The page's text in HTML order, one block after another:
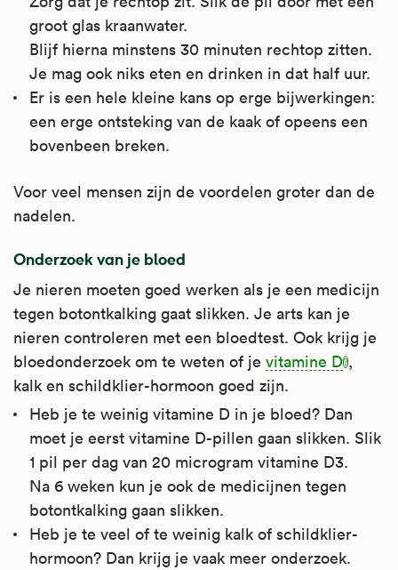
groot glas kraanwater.
Blijf hierna minstens 30 minuten rechtop zitten.
Je mag ook niks eten en drinken in dat half uur.
Er is een hele kleine kans op erge bijwerkingen:
een erge ontsteking van de kaak of opeens een
bovenbeen breken.
Voor veel mensen zijn de voordelen groter dan de
nadelen.
Onderzoek van je bloed
Je nieren moeten goed werken als je een medicijn
tegen botontkalking gaat slikken. Je arts kan je
nieren controleren met een bloedtest. Ook krijg je
bloedonderzoek om te weten of je vitamine D ,
kalk en schildklier-hormoon goed zijn.
Heb je te weinig vitamine D in je bloed? Dan
moet je eerst vitamine D-pillen gaan slikken. Slik
1 pil per dag van 20 microgram vitamine D3.
Na 6 weken kun je ook de medicijnen tegen
botontkalking gaan slikken.
Heb je te veel of te weinig kalk of schildklier-
hormoon? Dan krijg je vaak meer onderzoek.